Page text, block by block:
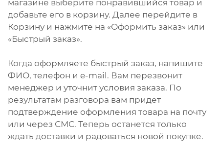
магазине выберите понравившийся товар и
добавьте его в корзину. Далее перейдите в
Корзину и нажмите на «Оформить заказ» или
«Быстрый заказ».
Когда оформляете быстрый заказ, напишите
ФИО, телефон и e-mail. Вам перезвонит
менеджер и уточнит условия заказа. По
результатам разговора вам придет
подтверждение оформления товара на почту
или через СМС. Теперь останется только
ждать доставки и радоваться новой покупке.